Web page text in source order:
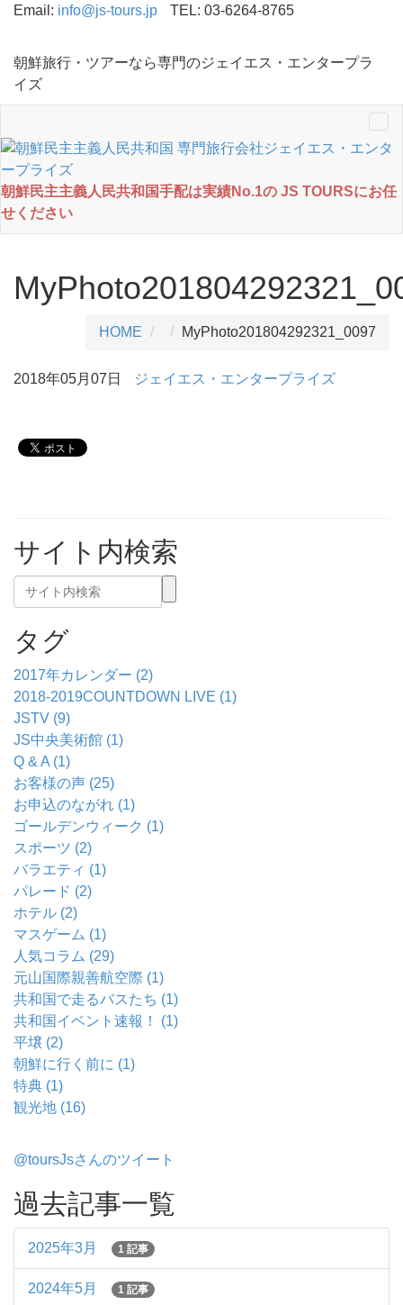
Email: info@js-tours.jp TEL: 03-6264-8765
朝鮮旅行・ツアーなら専門のジェイエス・エンタープラ
イズ
朝鮮民主主義人民共和国手配は実績No.1の JS TOURSにお任
せください
HOME MyPhoto201804292321_0097
2018年05月07日 ジェイエス・エンタープライズ
サイト内検索
タグ
2017年カレンダー (2)
2018-2019COUNTDOWN LIVE (1)
JSTV (9)
JS中央美術館 (1)
Q & A (1)
お客様の声 (25)
お申込のながれ (1)
ゴールデンウィーク (1)
スポーツ (2)
バラエティ (1)
パレード (2)
ホテル (2)
マスゲーム (1)
人気コラム (29)
元山国際親善航空際 (1)
共和国で走るバスたち (1)
共和国イベント速報！ (1)
平壌 (2)
朝鮮に行く前に (1)
特典 (1)
観光地 (16)
@toursJsさんのツイート
過去記事一覧
2025年3月 1 記事
2024年5月 1 記事